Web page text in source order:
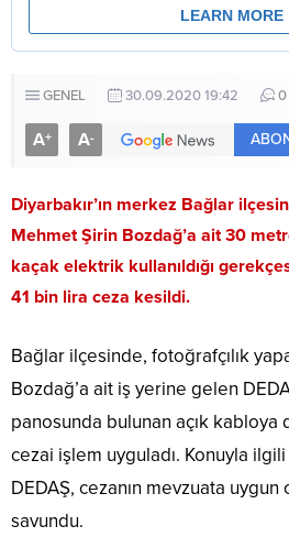
GENEL 30.09.2020 19:42 0
A+ A-
Diyarbakır’ın merkez Bağlar
Mehmet Şirin Bozdağ’a ait 30
kaçak elektrik kullanıldığı
41 bin lira ceza kesildi.
Bağlar ilçesinde, fotoğrafçılık
Bozdağ’a ait iş yerine gelen
panosunda bulunan açık kabloya
cezai işlem uyguladı. Konuyla
DEDAŞ, cezanın mevzuata
savundu.